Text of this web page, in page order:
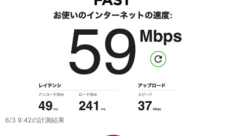
6/3 9:42の計測結果